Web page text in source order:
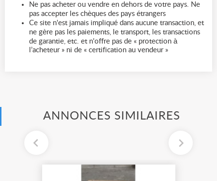
Ne pas acheter ou vendre en dehors de votre pays. Ne
pas accepter les chèques des pays étrangers
Ce site n'est jamais impliqué dans aucune transaction, et
ne gère pas les paiements, le transport, les transactions
de garantie, etc. et n'offre pas de « protection à
l’acheteur » ni de « certification au vendeur »
ANNONCES SIMILAIRES